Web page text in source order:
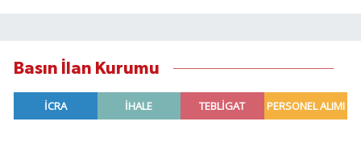
Basın İlan Kurumu